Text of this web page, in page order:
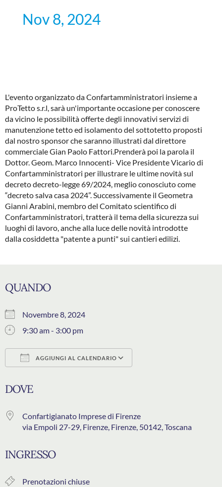
Nov 8, 2024
L'evento organizzato da Confartamministratori insieme a
ProTetto s.r.l, sarà un'importante occasione per conoscere
da vicino le possibilità offerte degli innovativi servizi di
manutenzione tetto ed isolamento del sottotetto proposti
dal nostro sponsor che saranno illustrati dal direttore
commerciale Gian Paolo Fattori.Prenderà poi la parola il
Dottor. Geom. Marco Innocenti- Vice Presidente Vicario di
Confartamministratori per illustrare le ultime novità sul
decreto decreto-legge 69/2024, meglio conosciuto come
“decreto salva casa 2024”. Successivamente il Geometra
Gianni Arabini, membro del Comitato scientifico di
Confartamministratori, tratterà il tema della sicurezza sui
luoghi di lavoro, anche alla luce delle novità introdotte
dalla cosiddetta "patente a punti" sui cantieri edilizi.
QUANDO
Novembre 8, 2024
9:30 am - 3:00 pm
AGGIUNGI AL CALENDARIO
DOVE
Confartigianato Imprese di Firenze
via Empoli 27-29, Firenze, Firenze, 50142, Toscana
INGRESSO
Prenotazioni chiuse